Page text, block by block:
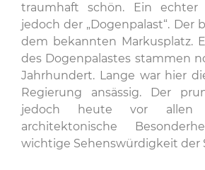
traumhaft schön. Ein
jedoch der „Dogenpalast“. Der
dem bekannten Markusplatz.
des Dogenpalastes stammen
Jahrhundert. Lange war hier
Regierung ansässig. Der
jedoch heute vor allen
architektonische
wichtige Sehenswürdigkeit der